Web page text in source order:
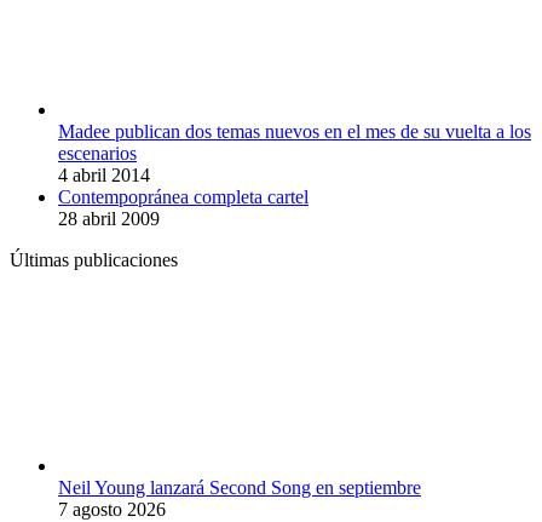
Madee publican dos temas nuevos en el mes de su vuelta a los
escenarios
4 abril 2014
Contempopránea completa cartel
28 abril 2009
Últimas publicaciones
Neil Young lanzará Second Song en septiembre
7 agosto 2026